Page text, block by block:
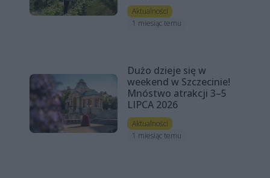
Aktualności
1 miesiąc temu
Dużo dzieje się w
weekend w Szczecinie!
Mnóstwo atrakcji 3–5
LIPCA 2026
Aktualności
1 miesiąc temu